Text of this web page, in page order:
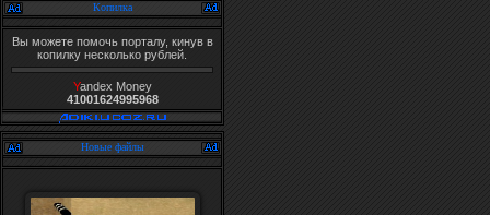
Копилка
Вы можете помочь порталу, кинув в
копилку несколько рублей.
Yandex Money
41001624995968
Новые файлы